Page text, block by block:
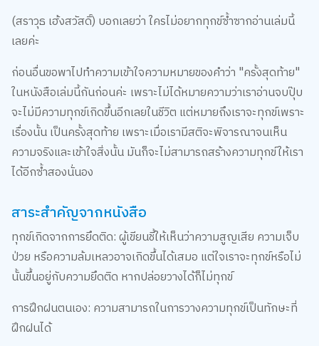
(สราวุธ เฮ้งสวัสดิ์) บอกเลยว่า ใครไม่อยากทุกข์ซ้ำซากอ่านเล่มนี้
เลยค่ะ
ก่อนอื่นขอพาไปทำความเข้าใจความหมายของคำว่า "ครั้งสุดท้าย"
ในหนังสือเล่มนี้กันก่อนค่ะ เพราะไม่ได้หมายความว่าเราอ่านจบปุ๊บ
จะไม่มีความทุกข์เกิดขึ้นอีกเลยในชีวิต แต่หมายถึงเราจะทุกข์เพราะ
เรื่องนั้น เป็นครั้งสุดท้าย เพราะเมื่อเรามีสติจะพิจารณาจนเห็น
ความจริงและเข้าใจสิ่งนั้น มันก็จะไม่สามารถสร้างความทุกข์ให้เรา
ได้อีกซ้ำสองนั่นอง
สาระสำคัญจากหนังสือ
ทุกข์เกิดจากการยึดติด: ผู้เขียนชี้ให้เห็นว่าความสูญเสีย ความเจ็บ
ป่วย หรือความล้มเหลวอาจเกิดขึ้นได้เสมอ แต่ใจเราจะทุกข์หรือไม่
นั้นขึ้นอยู่กับความยึดติด หากปล่อยวางได้ก็ไม่ทุกข์
การฝึกฝนตนเอง: ความสามารถในการวางความทุกข์เป็นทักษะที่
ฝึกฝนได้